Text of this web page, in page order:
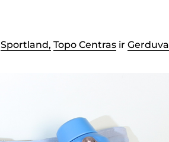
Sportland, Topo Centrasir Gerduva